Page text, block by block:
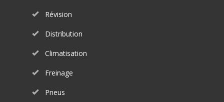
Révision
Distribution
Climatisation
Freinage
Pneus